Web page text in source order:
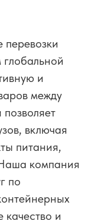
и
между
включая
питания,
компания
по
качество и